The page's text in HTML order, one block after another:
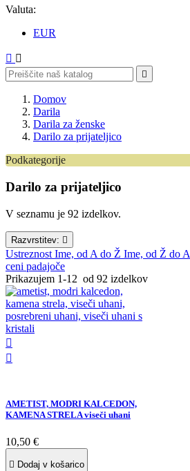
Valuta:
EUR
 

Domov
Darila
Darila za ženske
Darilo za prijateljico
Podkategorije
Darilo za prijateljico
V seznamu je 92 izdelkov.
Razvrstitev: 
Ustreznost Ime, od A do Ž Ime, od Ž do A
ceni padajoče
Prikazujem 1-12 od 92 izdelkov


AMETIST, MODRI KALCEDON,
KAMENA STRELA viseči uhani
10,50 €
 Dodaj v košarico